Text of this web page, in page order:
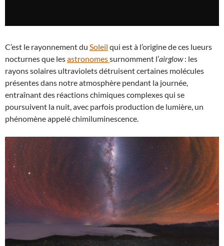
C’est le rayonnement du Soleil qui est à l’origine de ces lueurs
nocturnes que lesastronomessurnomment l’airglow: les
rayons solaires ultraviolets détruisent certaines molécules
présentes dans notre atmosphère pendant la journée,
entraînant des réactions chimiques complexes qui se
poursuivent la nuit, avec parfois production de lumière, un
phénomène appelé chimiluminescence.